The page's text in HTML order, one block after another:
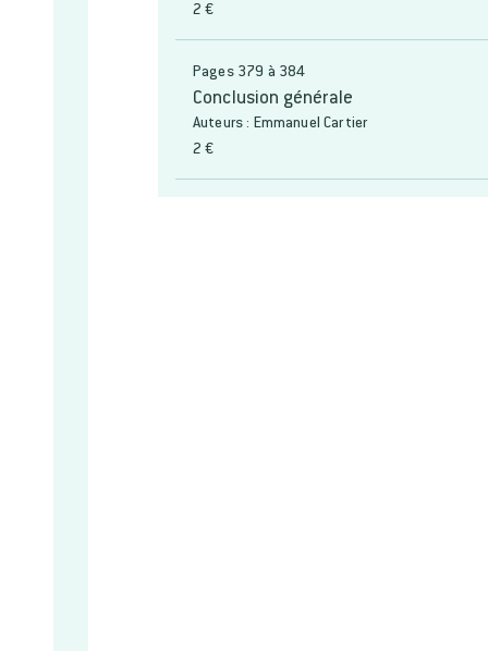
2 €
Pages 379 à 384
Conclusion générale
Auteurs : Emmanuel Cartier
2 €